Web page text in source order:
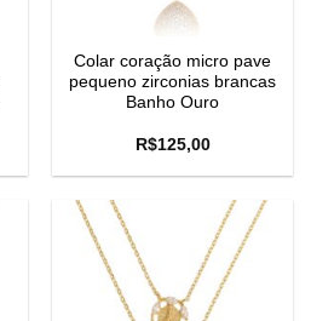
Colar coração micro pave
pequeno zirconias brancas
Banho Ouro
R$125,00